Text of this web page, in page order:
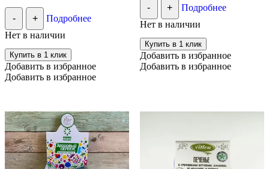
- +
Подробнее
Нет в наличии
Купить в 1 клик
Добавить в избранное
Добавить в избранное
- +
Подробнее
Нет в наличии
Купить в 1 клик
Добавить в избранное
Добавить в избранное